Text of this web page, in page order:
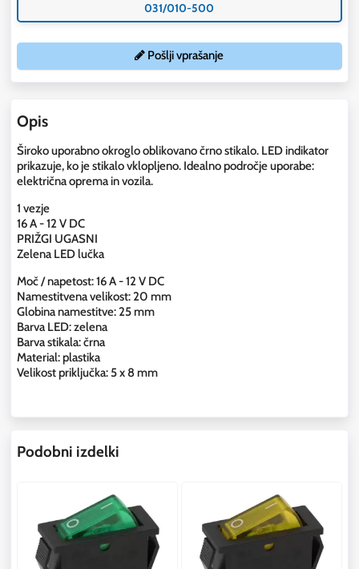
031/010-500
Pošlji vprašanje
Opis
Široko uporabno okroglo oblikovano črno stikalo. LED indikator
prikazuje, ko je stikalo vklopljeno. Idealno področje uporabe:
električna oprema in vozila.
1 vezje
16 A - 12 V DC
PRIŽGI UGASNI
Zelena LED lučka
Moč / napetost: 16 A - 12 V DC
Namestitvena velikost: 20 mm
Globina namestitve: 25 mm
Barva LED: zelena
Barva stikala: črna
Material: plastika
Velikost priključka: 5 x 8 mm
Podobni izdelki